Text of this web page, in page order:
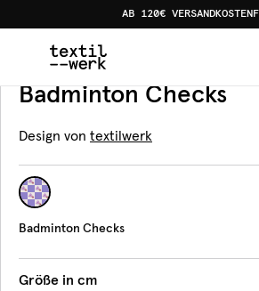
AB 120€
Produkte Bankauflagen
Bankauflage
Badminton Checks
Design von textilwerk
Badminton Checks
Größe in cm